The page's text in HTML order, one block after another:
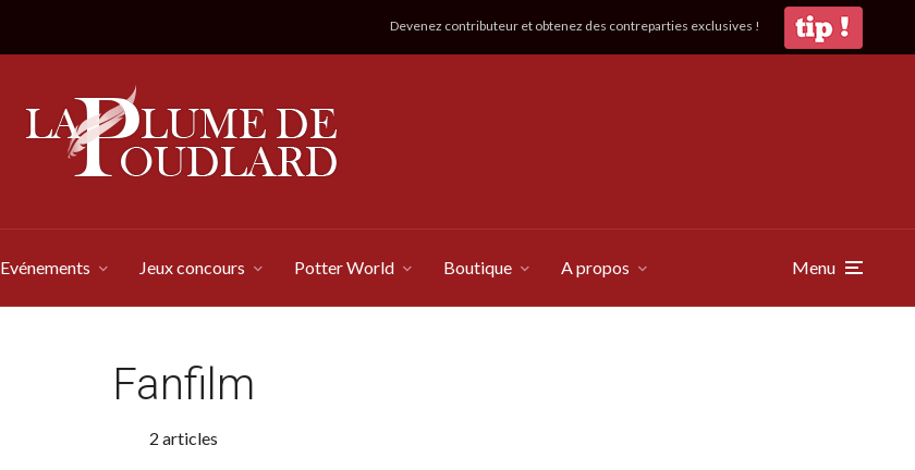
Devenez contributeur et obtenez des contreparties exclusives !
Evénements Jeux concours Potter World Boutique A propos Menu
Fanfilm
2 articles